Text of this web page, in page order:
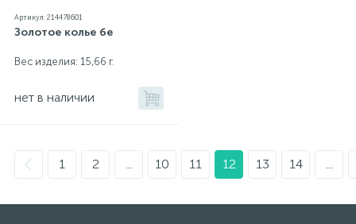
Артикул: 214478601
Золотое колье бе
Вес изделия: 15,66 г.
нет в наличии
1 2 ... 10 11 12 13 14 ...